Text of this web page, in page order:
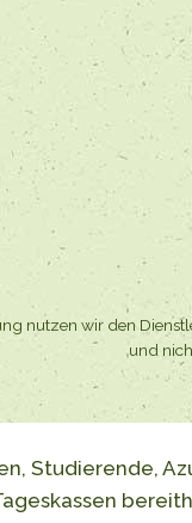
nutzen wir den
und
Studierende,